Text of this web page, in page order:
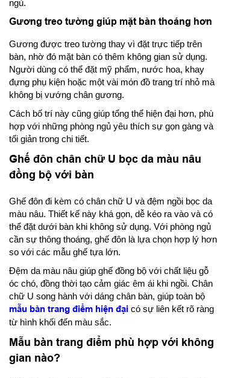
ngủ.
Gương treo tường giúp mặt bàn thoáng hơn
Gương được treo tường thay vì đặt trực tiếp trên
bàn, nhờ đó mặt bàn có thêm không gian sử dụng.
Người dùng có thể đặt mỹ phẩm, nước hoa, khay
đựng phụ kiện hoặc một vài món đồ trang trí nhỏ mà
không bị vướng chân gương.
Cách bố trí này cũng giúp tổng thể hiện đại hơn, phù
hợp với những phòng ngủ yêu thích sự gọn gàng và
tối giản trong chi tiết.
Ghế đôn chân chữ U bọc da màu nâu
đồng bộ với bàn
Ghế đôn đi kèm có chân chữ U và đệm ngồi bọc da
màu nâu. Thiết kế này khá gọn, dễ kéo ra vào và có
thể đặt dưới bàn khi không sử dụng. Với phòng ngủ
cần sự thông thoáng, ghế đôn là lựa chọn hợp lý hơn
so với các mẫu ghế tựa lớn.
Đệm da màu nâu giúp ghế đồng bộ với chất liệu gỗ
óc chó, đồng thời tạo cảm giác êm ái khi ngồi. Chân
chữ U song hành với dáng chân bàn, giúp toàn bộ
mẫu bàn trang điểm hiện đại có sự liên kết rõ ràng
từ hình khối đến màu sắc.
Mẫu bàn trang điểm phù hợp với không
gian nào?